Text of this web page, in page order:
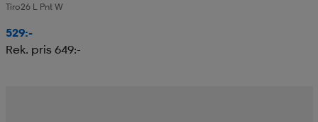
Tiro26 L Pnt W
529:-
Rek. pris 649:-